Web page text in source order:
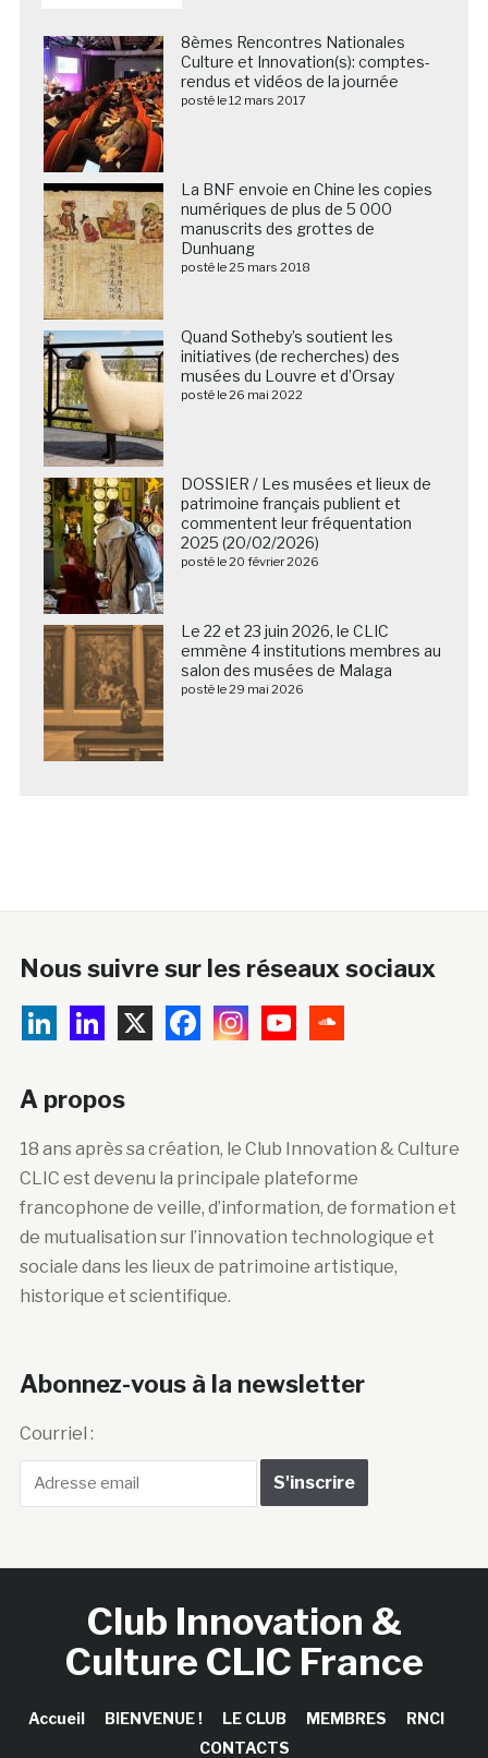
8èmes Rencontres Nationales
Culture et Innovation(s): comptes-
rendus et vidéos de la journée
posté le 12 mars 2017
La BNF envoie en Chine les copies
numériques de plus de 5 000
manuscrits des grottes de
Dunhuang
posté le 25 mars 2018
Quand Sotheby’s soutient les
initiatives (de recherches) des
musées du Louvre et d’Orsay
posté le 26 mai 2022
DOSSIER / Les musées et lieux de
patrimoine français publient et
commentent leur fréquentation
2025 (20/02/2026)
posté le 20 février 2026
Le 22 et 23 juin 2026, le CLIC
emmène 4 institutions membres au
salon des musées de Malaga
posté le 29 mai 2026
Nous suivre sur les réseaux sociaux
A propos
18 ans après sa création, le Club Innovation & Culture
CLIC est devenu la principale plateforme
francophone de veille, d’information, de formation et
de mutualisation sur l’innovation technologique et
sociale dans les lieux de patrimoine artistique,
historique et scientifique.
Abonnez-vous à la newsletter
Courriel :
Club Innovation &
Culture CLIC France
Accueil BIENVENUE ! LE CLUB MEMBRES
RNCI
CONTACTS